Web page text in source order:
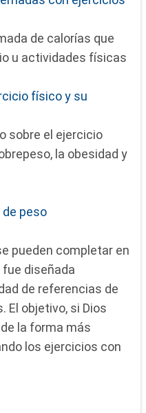
de calorías que
u actividades físicas
físico y su
sobre el ejercicio
la obesidad y
de peso
pueden completar en
fue diseñada
de referencias de
El objetivo, si Dios
la forma más
los ejercicios con